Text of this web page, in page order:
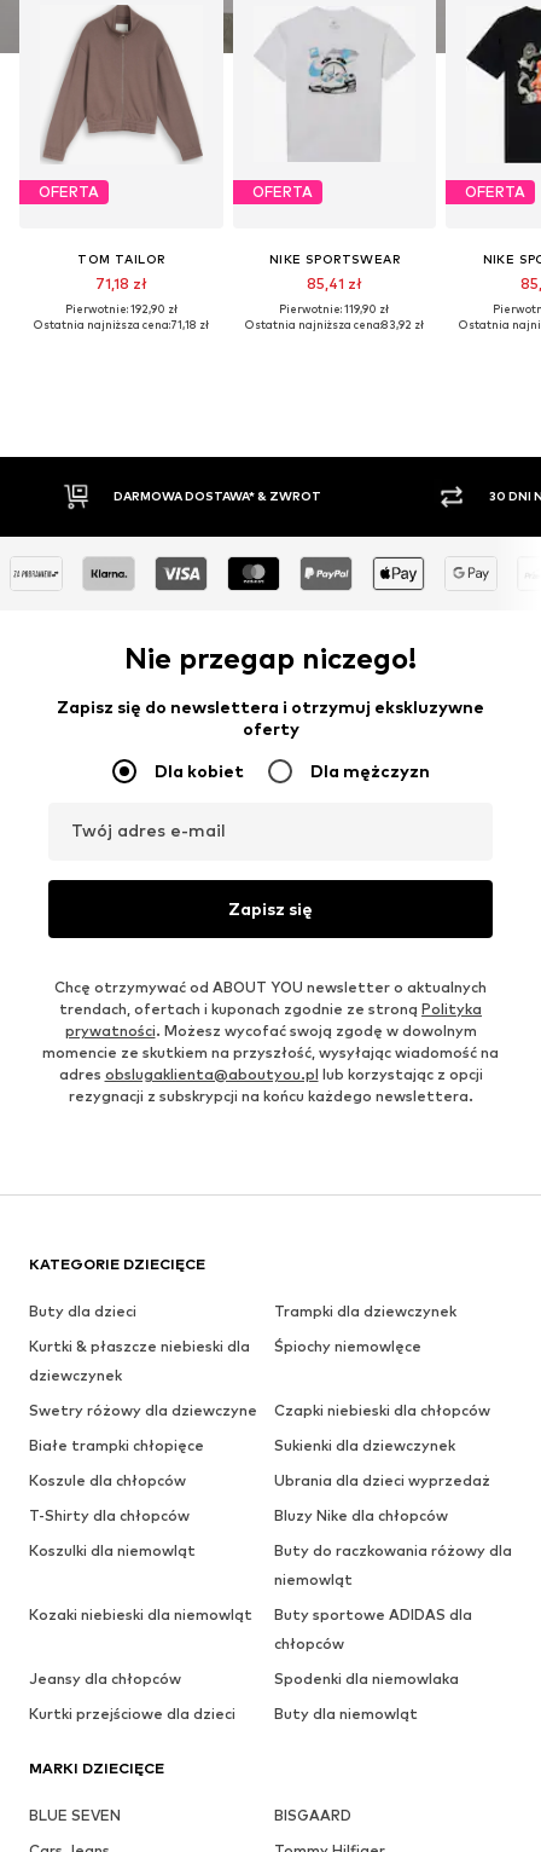
OFERTA
TOM TAILOR
71,18 zł
Pierwotnie: 192,90 zł
Ostatnia najniższa cena:71,18 zł
OFERTA
NIKE SPORTSWEAR
85,41 zł
Pierwotnie: 119,90 zł
Ostatnia najniższa cena:83,92 zł
OFERTA
NIKE
Ostatnia
& ZWROT 30 DNI NA ZWROT TOWARU
Nie przegap niczego!
Zapisz się do newslettera i otrzymuj ekskluzywne
oferty
Dla kobiet Dla mężczyzn
Twój adres e-mail
Zapisz się
Chcę otrzymywać od ABOUT YOU newsletter o aktualnych
trendach, ofertach i kuponach zgodnie ze stroną Polityka
prywatności. Możesz wycofać swoją zgodę w dowolnym
momencie ze skutkiem na przyszłość, wysyłając wiadomość na
adres obslugaklienta@aboutyou.pl lub korzystając z opcji
rezygnacji z subskrypcji na końcu każdego newslettera.
KATEGORIE DZIECIĘCE
Buty dla dzieci
Trampki dla dziewczynek
Kurtki & płaszcze niebieski dla
dziewczynek
Śpiochy niemowlęce
Swetry różowy dla dziewczyne
Czapki niebieski dla chłopców
Białe trampki chłopięce
Sukienki dla dziewczynek
Koszule dla chłopców
Ubrania dla dzieci wyprzedaż
T-Shirty dla chłopców
Bluzy Nike dla chłopców
Koszulki dla niemowląt
Buty do raczkowania różowy dla
niemowląt
Kozaki niebieski dla niemowląt
Buty sportowe ADIDAS dla
chłopców
Jeansy dla chłopców
Spodenki dla niemowlaka
Kurtki przejściowe dla dzieci
Buty dla niemowląt
MARKI DZIECIĘCE
BLUE SEVEN
BISGAARD